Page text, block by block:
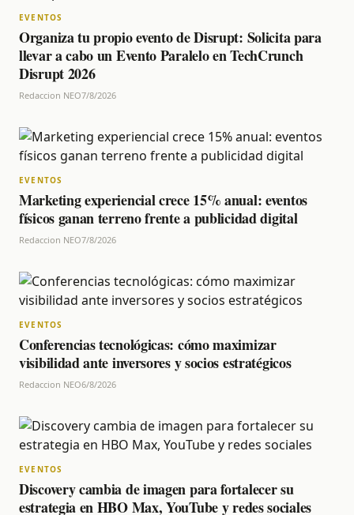
EVENTOS
Organiza tu propio evento de Disrupt: Solicita para
llevar a cabo un Evento Paralelo en TechCrunch
Disrupt 2026
Redaccion NEO7/8/2026
EVENTOS
Marketing experiencial crece 15% anual: eventos
físicos ganan terreno frente a publicidad digital
Redaccion NEO7/8/2026
EVENTOS
Conferencias tecnológicas: cómo maximizar
visibilidad ante inversores y socios estratégicos
Redaccion NEO6/8/2026
EVENTOS
Discovery cambia de imagen para fortalecer su
estrategia en HBO Max, YouTube y redes sociales